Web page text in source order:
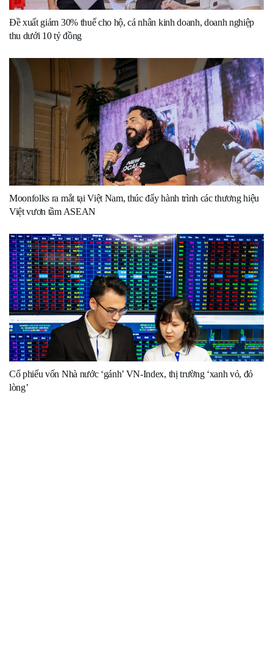
Đề xuất giảm 30% thuế cho hộ, cá nhân kinh doanh, doanh nghiệp
thu dưới 10 tỷ đồng
Moonfolks ra mắt tại Việt Nam, thúc đẩy hành trình các thương hiệu
Việt vươn tầm ASEAN
Cổ phiếu vốn Nhà nước ‘gánh’ VN-Index, thị trường ‘xanh vỏ, đỏ
lòng’